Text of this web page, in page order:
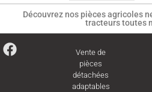
Découvrez nos pièces agricoles
tracteurs toutes
Vente de
pièces
détachées
adaptables